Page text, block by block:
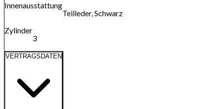
Innenausstattung
Teilleder, Schwarz
Zylinder
3
VERTRAGSDATEN